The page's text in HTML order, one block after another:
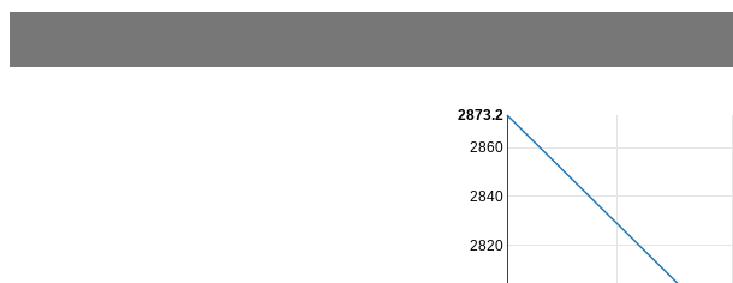
2820
2840
2860
2873.2